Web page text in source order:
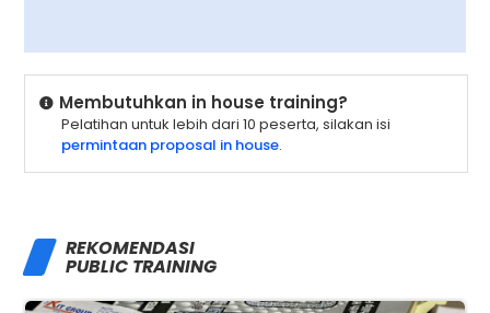
Membutuhkan in house training?
Pelatihan untuk lebih dari 10 peserta, silakan isi
permintaan proposal in house.
REKOMENDASI
PUBLIC TRAINING